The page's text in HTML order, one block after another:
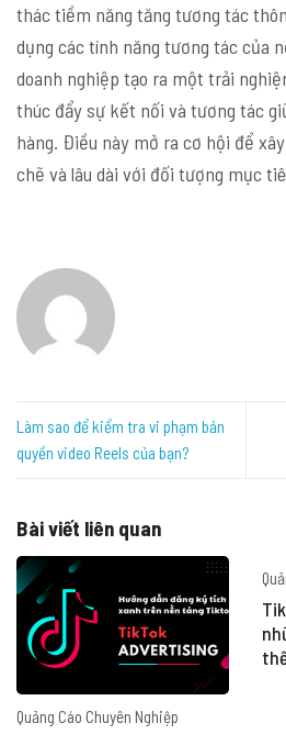
thác tiềm năng tăng tương tác
dụng các tính năng tương tác của
doanh nghiệp tạo ra một trải
thúc đẩy sự kết nối và tương tác
hàng. Điều này mở ra cơ hội để
chẽ và lâu dài với đối tượng mục
Làm sao để kiểm tra vi phạm bản
quyền video Reels của bạn?
Bài viết liên quan
Quảng Cáo Chuyên Nghiệp